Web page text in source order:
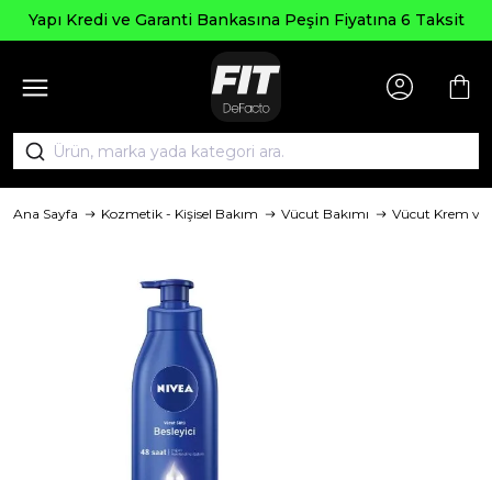
Yapı Kredi ve Garanti Bankasına Peşin Fiyatına 6 Taksit
Ana Sayfa Kozmetik - Kişisel Bakım Vücut Bakımı Vücut Krem ve